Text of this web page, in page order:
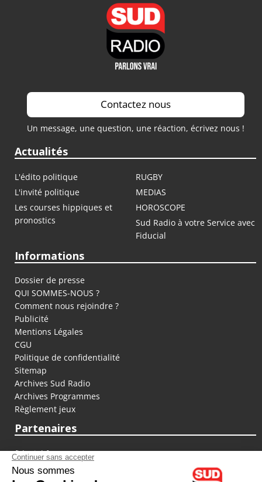
Contactez nous
Un message, une question, une réaction, écrivez nous !
Actualités
L'édito politique
RUGBY
L'invité politique
MEDIAS
Les courses hippiques et
pronostics
HOROSCOPE
Sud Radio à votre Service avec
Fiducial
Informations
Dossier de presse
QUI SOMMES-NOUS ?
Comment nous rejoindre ?
Publicité
Mentions Légales
CGU
Politique de confidentialité
Sitemap
Archives Sud Radio
Archives Programmes
Règlement jeux
Partenaires
fiducial.fr
lyoncapitale.fr